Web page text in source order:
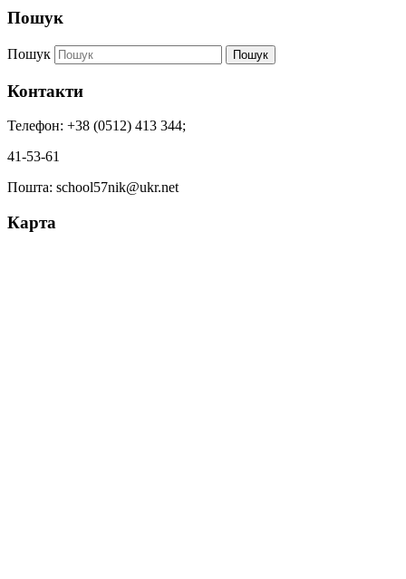
Пошук
Пошук Пошук
Контакти
Телефон: +38 (0512) 413 344;
41-53-61
Пошта: school57nik@ukr.net
Карта